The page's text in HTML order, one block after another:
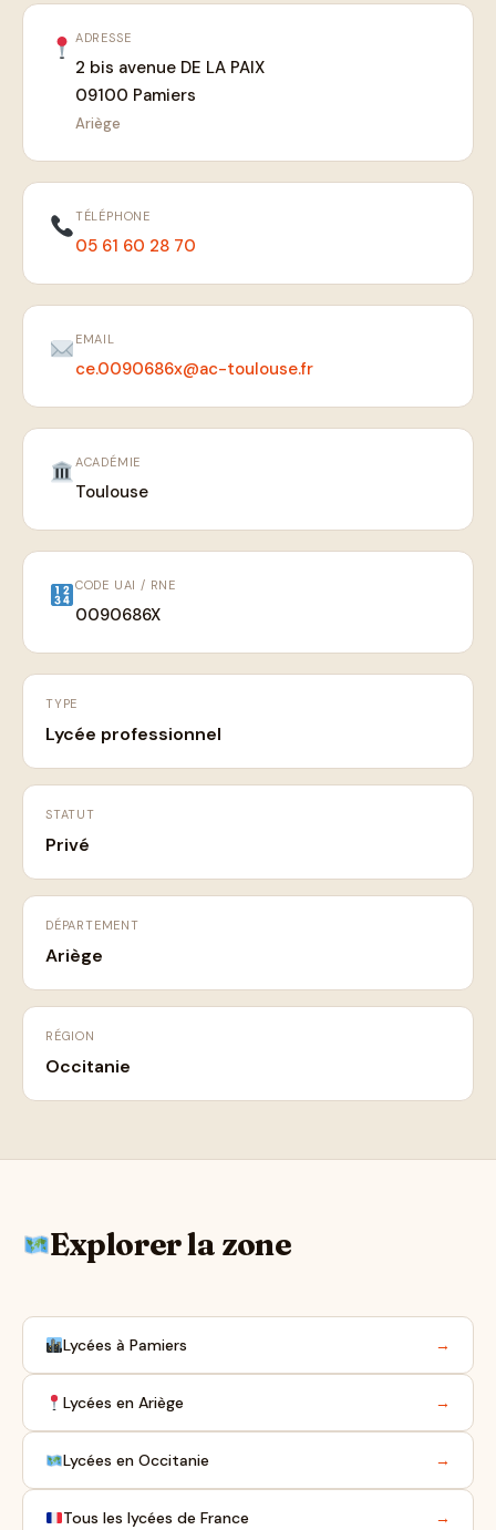
ADRESSE
2 bis avenue DE LA PAIX
09100 Pamiers
Ariège
TÉLÉPHONE
05 61 60 28 70
EMAIL
ce.0090686x@ac-toulouse.fr
ACADÉMIE
Toulouse
CODE UAI / RNE
0090686X
TYPE
Lycée professionnel
STATUT
Privé
DÉPARTEMENT
Ariège
RÉGION
Occitanie
Explorer la zone
Lycées à Pamiers →
Lycées en Ariège →
Lycées en Occitanie →
Tous les lycées de France →